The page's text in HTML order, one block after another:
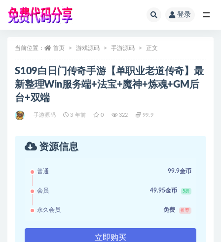
登录
当前位置： 首页 游戏源码 手游源码 正文
S109白日门传奇手游【单职业老道传奇】最
新整理Win服务端+法宝+魔神+炼魂+GM后
台+双端
手游源码 3 年前 0 322 99.9
资源信息
普通 99.9金币
会员 49.95金币 5折
永久会员 免费 推荐
立即购买